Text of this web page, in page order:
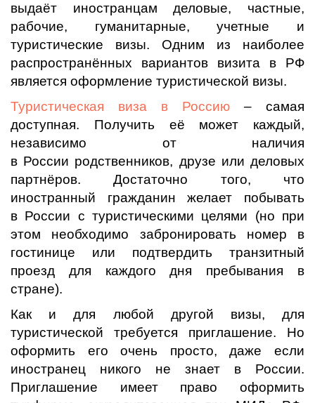
выдаёт иностранцам деловые, частные,
рабочие, гуманитарные, учетные и
туристические визы. Одним из наиболее
распространённых вариантов визита в РФ
является оформление туристической визы.
Туристическая виза в Россию – самая
доступная. Получить её может каждый,
независимо от наличия
в России родственников, друзе или деловых
партнёров. Достаточно того, что
иностранный гражданин желает побывать
в России с туристическими целями (но при
этом необходимо забронировать номер в
гостинице или подтвердить транзитный
проезд для каждого дня пребывания в
стране).
Как и для любой другой визы, для
туристической требуется приглашение. Но
оформить его очень просто, даже если
иностранец никого не знает в России.
Приглашение имеет право оформить